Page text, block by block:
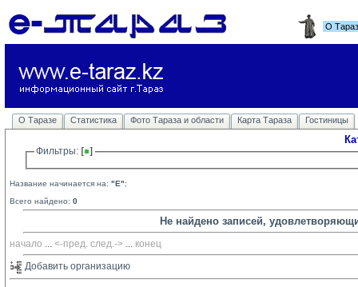
О
О Таразе Статистика Фото Тараза и области Карта Тараза Гостиницы
Фильтры:
Название начинается на: "E";
Всего найдено: 0
Не найдено записей,
начало ... <-пред. след.-> ... конец
Добавить организацию